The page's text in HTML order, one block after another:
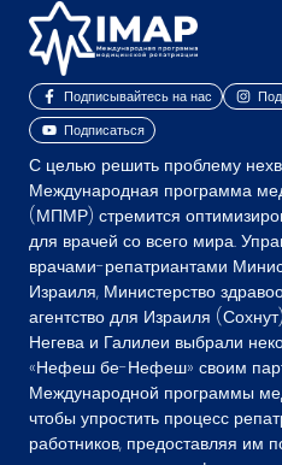
Подписывайтесь на нас
Подписаться
С целью решить проблему
Международная программа
(МПМР) стремится
для врачей со всего мира.
врачами-репатриантами
Израиля, Министерство
агентство для Израиля
Негева и Галилеи выбрали
«Нефеш бе-Нефеш» своим
Международной программы
чтобы упростить процесс
работников, предоставляя им